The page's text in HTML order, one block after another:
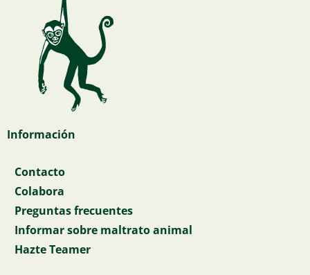
Información
Contacto
Colabora
Preguntas frecuentes
Informar sobre maltrato animal
Hazte Teamer